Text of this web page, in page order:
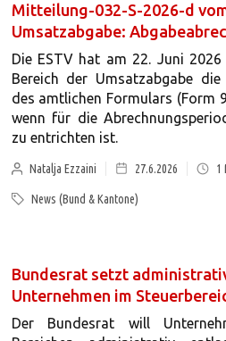
Mitteilung-032-S-2026-d
Umsatzabgabe:
Die ESTV hat am 22. Juni
Bereich der Umsatzabgabe
des amtlichen Formulars (Form
wenn für die
zu entrichten ist.
Natalja Ezzaini 27.6.2026 1
News (Bund & Kantone)
Bundesrat setzt
Unternehmen im
Der Bundesrat will